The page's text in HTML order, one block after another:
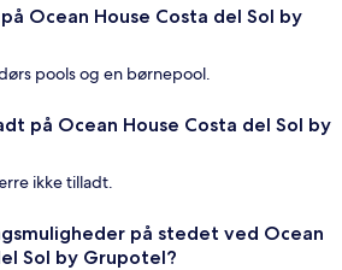
Ocean House Costa del Sol by
pools og en børnepool.
på Ocean House Costa del Sol by
ikke tilladt.
på stedet ved Ocean
Sol by Grupotel?